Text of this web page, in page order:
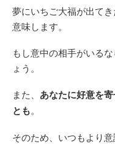
夢にいちご大福が出て
意味します。
もし意中の相手がいる
ょう。
また、 あなたに好意を
とも。
そのため、いつもより